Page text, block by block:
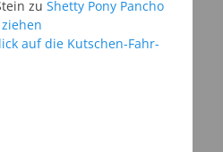
zu Shetty Pony Pancho
auf die Kutschen-Fahr-